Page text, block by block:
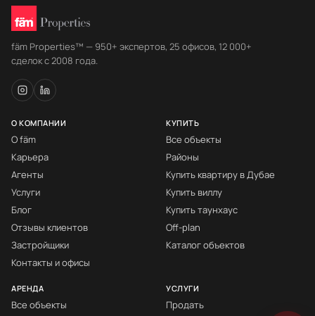
fäm Properties™ — 950+ экспертов, 25 офисов, 12 000+
сделок с 2008 года.
О КОМПАНИИ
О fäm
Карьера
Агенты
Услуги
Блог
Отзывы клиентов
Застройщики
Контакты и офисы
КУПИТЬ
Все объекты
Районы
Купить квартиру в Дубае
Купить виллу
Купить таунхаус
Off-plan
Каталог объектов
АРЕНДА
Все объекты
УСЛУГИ
Продать